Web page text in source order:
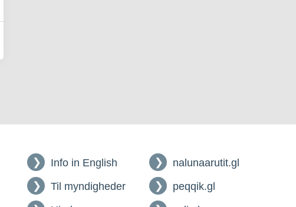
Info in English
Til myndigheder
nalunaarutit.gl
peqqik.gl